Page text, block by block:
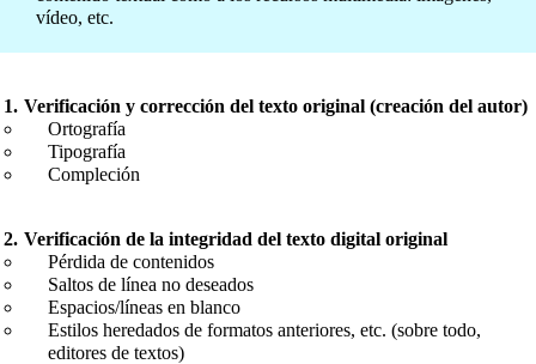
vídeo, etc.
Verificación y corrección del texto original (creación del autor)
Ortografía
Tipografía
Compleción
Verificación de la integridad del texto digital original
Pérdida de contenidos
Saltos de línea no deseados
Espacios/líneas en blanco
Estilos heredados de formatos anteriores, etc. (sobre todo,
editores de textos)